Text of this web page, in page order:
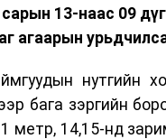
13-наас 09
агаарын
нутгийн
бага зэргийн
метр, 14,15-нд